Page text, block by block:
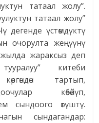
татаал жолу”.
татаал жолу”
дегенде үстөмдүктү
очорулта жеңүүнү
жылда жараксыз деп
китеби
тартып,
көбөйүп,
сындоого өтүштү.
сындагандар: